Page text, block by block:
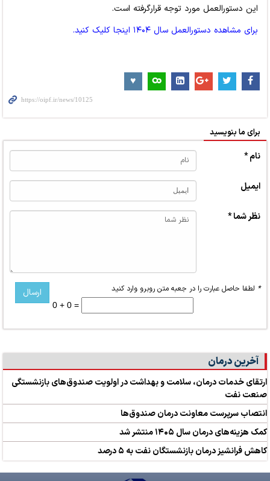
این دستورالعمل مورد توجه قرارگرفته است.
برای مشاهده دستورالعمل سال ۱۴۰۴ اینجا کلیک کنید.
برای ما بنویسید
نام *
ایمیل
نظر شما *
* لطفا حاصل عبارت را در جعبه متن روبرو وارد کنید
0 + 0 =
آخرین درمان
ارتقای خدمات درمان، سلامت و بهداشت در اولویت صندوق‌های بازنشستگی
صنعت نفت
انتصاب سرپرست معاونت درمان صندوق‌ها
کمک‌ هزینه‌های درمان سال ۱۴۰۵ منتشر شد
کاهش فرانشیز درمان بازنشستگان نفت به ۵ درصد